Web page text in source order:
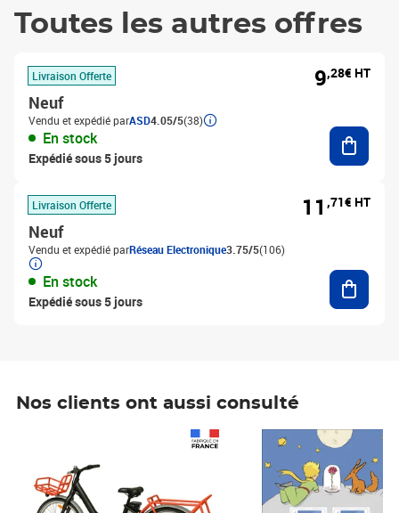
Toutes les autres offres
Livraison Offerte
Neuf
Vendu et expédié parASD4.05/5(38)
En stock
Expédié sous 5 jours
9,28€ HT
Livraison Offerte
Neuf
Vendu et expédié parRéseau Electronique3.75/5(106)
En stock
Expédié sous 5 jours
11 ,71€ HT
Nos clients ont aussi consulté
Prix 6,25€ HT